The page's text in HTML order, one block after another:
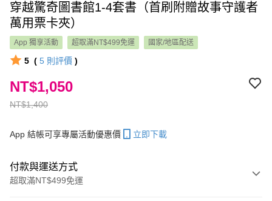
穿越驚奇圖書館1-4套書（首刷附贈故事守護者
萬用票卡夾）
App 獨享活動 超取滿NT$499免運 國家/地區配送
5 ( 5 則評價 )
NT$1,400
NT$1,050
App 結帳可享專屬活動優惠價 立即下載
付款與運送方式
超取滿NT$499免運